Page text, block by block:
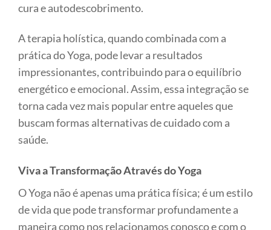
cura e autodescobrimento.
A terapia holística, quando combinada com a
prática do Yoga, pode levar a resultados
impressionantes, contribuindo para o equilíbrio
energético e emocional. Assim, essa integração se
torna cada vez mais popular entre aqueles que
buscam formas alternativas de cuidado com a
saúde.
Viva a Transformação Através do Yoga
O Yoga não é apenas uma prática física; é um estilo
de vida que pode transformar profundamente a
maneira como nos relacionamos conosco e com o